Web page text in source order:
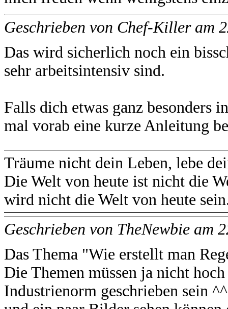
Geschrieben von Chef-Killer am
Das wird sicherlich noch ein
sehr arbeitsintensiv sind.
Falls dich etwas ganz besonders
mal vorab eine kurze Anleitung
Träume nicht dein Leben, lebe
Die Welt von heute ist nicht die
wird nicht die Welt von heute
Geschrieben von TheNewbie am
Das Thema "Wie erstellt man
Die Themen müssen ja nicht
Industrienorm geschrieben sein